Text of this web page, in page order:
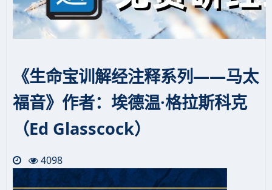
《生命宝训解经注释系列——马太
福音》作者：埃德温·格拉斯科克
（Ed Glasscock）
4098